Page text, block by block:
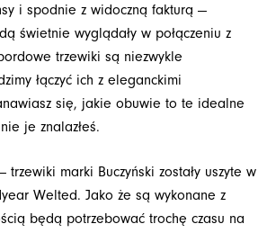
i spodnie z widoczną fakturą —
świetnie wyglądały w połączeniu z
trzewiki są niezwykle
łączyć ich z eleganckimi
się, jakie obuwie to te idealne
je znalazłeś.
marki Buczyński zostały uszyte w
Welted. Jako że są wykonane z
będą potrzebować trochę czasu na